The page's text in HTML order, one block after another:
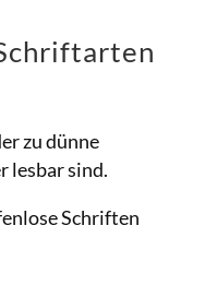
zu dünne
lesbar sind.
Schriften